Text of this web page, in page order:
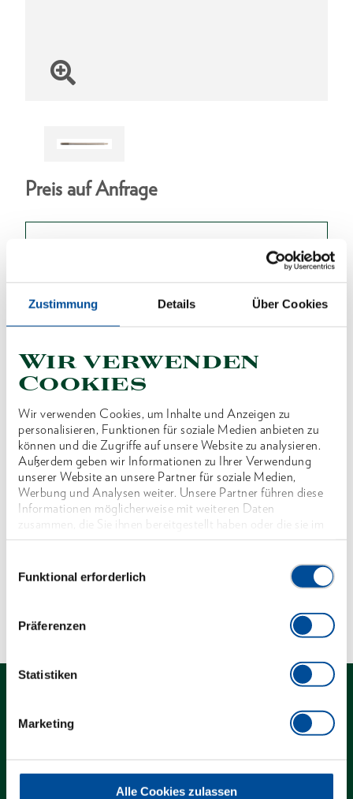
Zustimmung Details Über Cookies
Wir verwenden
Cookies
Wir verwenden Cookies, um Inhalte und Anzeigen zu
personalisieren, Funktionen für soziale Medien anbieten zu
können und die Zugriffe auf unsere Website zu analysieren.
Außerdem geben wir Informationen zu Ihrer Verwendung
unserer Website an unsere Partner für soziale Medien,
Werbung und Analysen weiter. Unsere Partner führen diese
Informationen möglicherweise mit weiteren Daten
zusammen, die Sie ihnen bereitgestellt haben oder die sie im
Rahmen Ihrer Nutzung der Dienste gesammelt haben. Unsere
Funktional erforderlich
Präferenzen
Statistiken
Marketing
Alle Cookies zulassen
Preis auf Anfrage
HÄNDLER FINDEN
Produktlinie EAN4046459098478
Produktbeschreibung
Im Lieferumfang von z.B. KL-0132-56 KC
enthalten.
Abmessungen und Gewichte
Kontakt